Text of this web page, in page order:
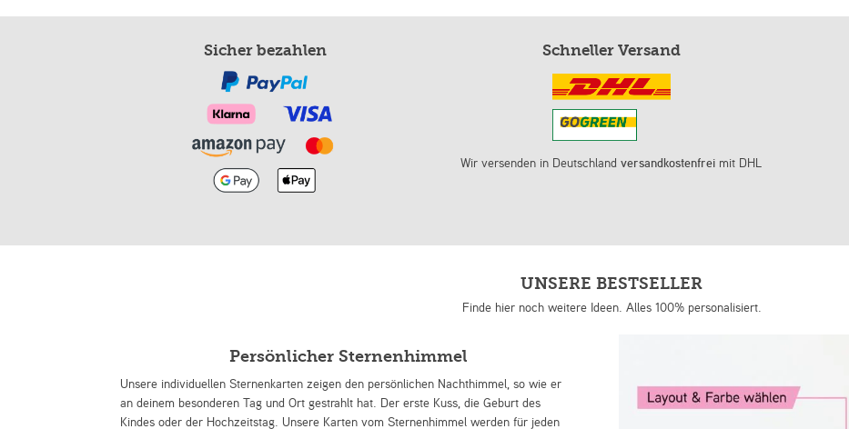
Sicher bezahlen Schneller Versand
Wir versenden in Deutschlandversandkostenfrei mit DHL
UNSERE BESTSELLER
Finde hier noch weitere Ideen. Alles 100% personalisiert.
Persönlicher Sternenhimmel
Unsere individuellen Sternenkarten zeigen den persönlichen Nachthimmel, so wie er
an deinem besonderen Tag und Ort gestrahlt hat. Der erste Kuss, die Geburt des
Kindes oder der Hochzeitstag. Unsere Karten vom Sternenhimmel werden für jeden